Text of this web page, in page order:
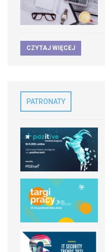
CZYTAJ WIĘCEJ
PATRONATY